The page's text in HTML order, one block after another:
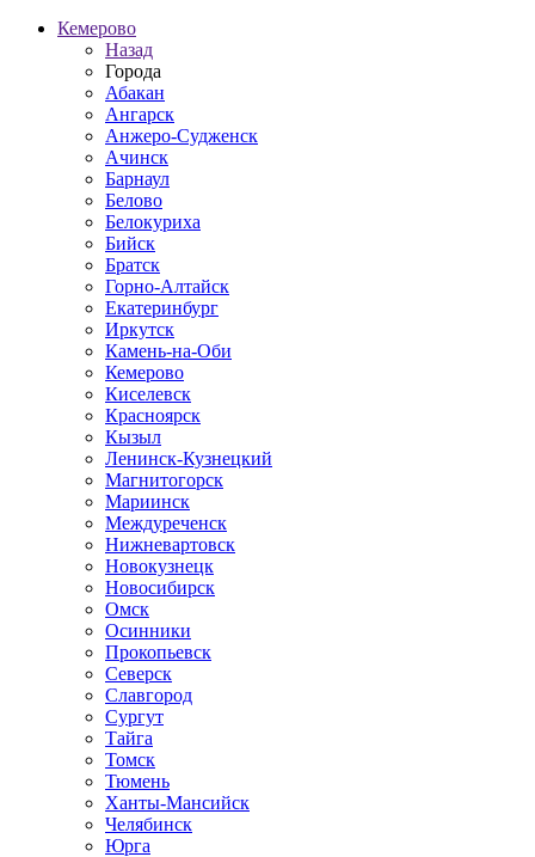
Кемерово
Назад
Города
Абакан
Ангарск
Анжеро-Судженск
Ачинск
Барнаул
Белово
Белокуриха
Бийск
Братск
Горно-Алтайск
Екатеринбург
Иркутск
Камень-на-Оби
Кемерово
Киселевск
Красноярск
Кызыл
Ленинск-Кузнецкий
Магнитогорск
Мариинск
Междуреченск
Нижневартовск
Новокузнецк
Новосибирск
Омск
Осинники
Прокопьевск
Северск
Славгород
Сургут
Тайга
Томск
Тюмень
Ханты-Мансийск
Челябинск
Юрга